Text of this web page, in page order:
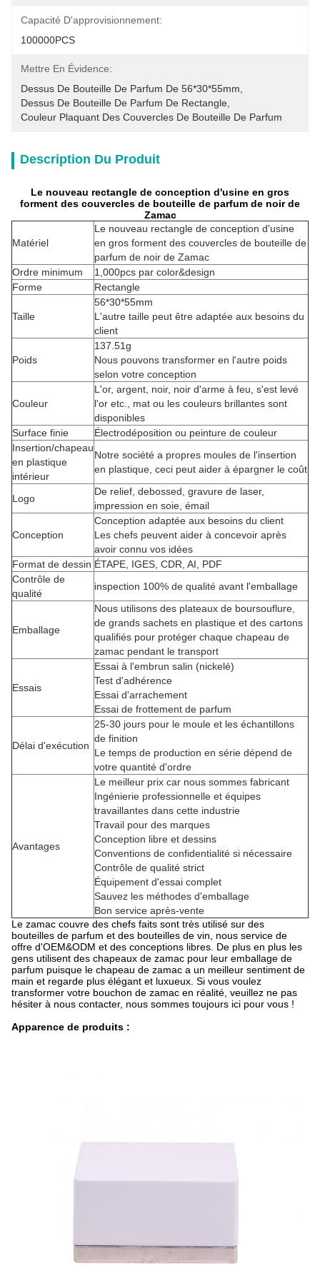
Capacité D'approvisionnement:
100000PCS
Mettre En Évidence:
Dessus De Bouteille De Parfum De 56*30*55mm
Dessus De Bouteille De Parfum De Rectangle
Couleur Plaquant Des Couvercles De Bouteille De Parfum
Description Du Produit
Le nouveau rectangle de conception d'usine en gros
forment des couvercles de bouteille de parfum de noir de
Zamac
Matériel
Le nouveau rectangle de conception d'usine
en gros forment des couvercles de bouteille de
parfum de noir de Zamac
Ordre minimum
1,000pcs par color&design
Forme
Rectangle
Taille
56*30*55mm
L'autre taille peut être adaptée aux besoins du
client
Poids
137.51g
Nous pouvons transformer en l'autre poids
selon votre conception
Couleur
L'or, argent, noir, noir d'arme à feu, s'est levé
l'or etc., mat ou les couleurs brillantes sont
disponibles
Surface finie
Électrodéposition ou peinture de couleur
Insertion/chapeau
en plastique
intérieur
Notre société a propres moules de l'insertion
en plastique, ceci peut aider à épargner le coût
Logo
De relief, debossed, gravure de laser,
impression en soie, émail
Conception
Conception adaptée aux besoins du client
Les chefs peuvent aider à concevoir après
avoir connu vos idées
Format de dessin ÉTAPE, IGES, CDR, AI, PDF
Contrôle de
qualité
inspection 100% de qualité avant l'emballage
Emballage
Nous utilisons des plateaux de boursouflure,
de grands sachets en plastique et des cartons
qualifiés pour protéger chaque chapeau de
zamac pendant le transport
Essais
Essai à l'embrun salin (nickelé)
Test d'adhérence
Essai d'arrachement
Essai de frottement de parfum
Délai d'exécution
25-30 jours pour le moule et les échantillons
de finition
Le temps de production en série dépend de
votre quantité d'ordre
Avantages
Le meilleur prix car nous sommes fabricant
Ingénierie professionnelle et équipes
travaillantes dans cette industrie
Travail pour des marques
Conception libre et dessins
Conventions de confidentialité si nécessaire
Contrôle de qualité strict
Équipement d'essai complet
Sauvez les méthodes d'emballage
Bon service après-vente
Le zamac couvre des chefs faits sont très utilisé sur des
bouteilles de parfum et des bouteilles de vin, nous service de
offre d'OEM&ODM et des conceptions libres. De plus en plus les
gens utilisent des chapeaux de zamac pour leur emballage de
parfum puisque le chapeau de zamac a un meilleur sentiment de
main et regarde plus élégant et luxueux. Si vous voulez
transformer votre bouchon de zamac en réalité, veuillez ne pas
hésiter à nous contacter, nous sommes toujours ici pour vous !
Apparence de produits :